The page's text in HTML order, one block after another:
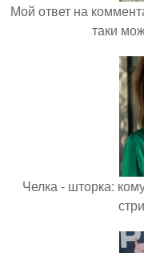
Мой ответ на
таки
Челка - шторка: